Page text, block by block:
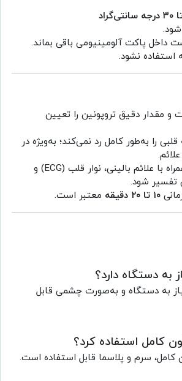
داخل پاکت آلومینیومی باقی بماند.
استفاده نشود.
و مقدار دقیق تروپونین را تعیین
را به‌طور کامل رد نمی‌کند؛ به‌ویژه در
نتیجه مثبت باید همراه با علائم بالینی، نوار قلب (ECG) و
تفسیر شود.
۱۰ تا ۲۰ دقیقه معتبر است.
به دستگاه دارد؟
به دستگاه و به‌صورت چشمی قابل
کامل استفاده کرد؟
کامل، سرم و پلاسما قابل استفاده است.